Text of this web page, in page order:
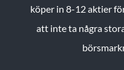
köper in 8-12 aktier
att inte ta några